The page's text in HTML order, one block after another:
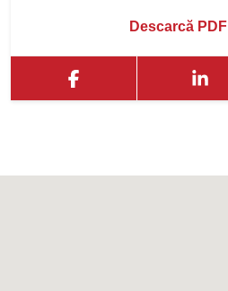
Descarcă PDF